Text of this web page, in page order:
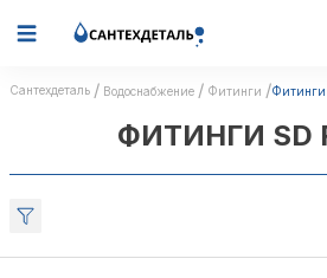
Сантехдеталь Водоснабжение Фитинги Фитинги
ФИТИНГИ SD